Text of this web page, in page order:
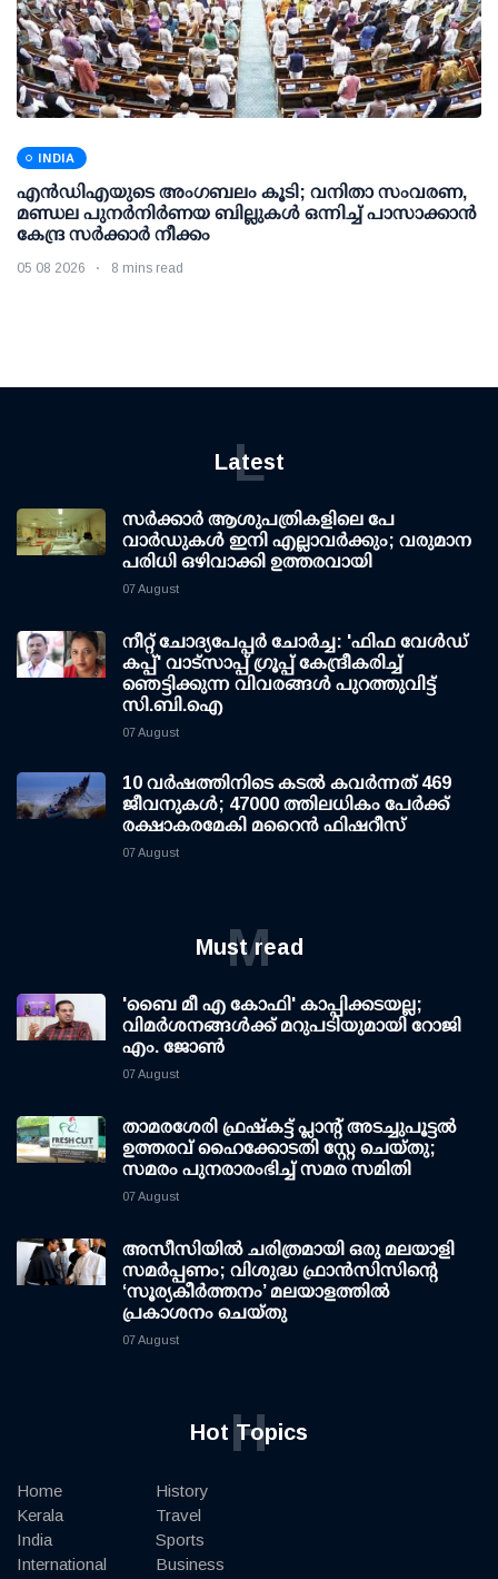
INDIA
എന്‍ഡിഎയുടെ അംഗബലം കൂടി; വനിതാ സംവരണ,
മണ്ഡല പുനര്‍നിര്‍ണയ ബില്ലുകള്‍ ഒന്നിച്ച് പാസാക്കാന്‍
കേന്ദ്ര സര്‍ക്കാര്‍ നീക്കം
05 08 2026 8 mins read
Latest
L
സര്‍ക്കാര്‍ ആശുപത്രികളിലെ പേ
വാര്‍ഡുകള്‍ ഇനി എല്ലാവര്‍ക്കും; വരുമാന
പരിധി ഒഴിവാക്കി ഉത്തരവായി
07 August
നീറ്റ് ചോദ്യപേപ്പര്‍ ചോര്‍ച്ച: 'ഫിഫ വേള്‍ഡ്
കപ്പ്' വാട്സാപ്പ് ഗ്രൂപ്പ് കേന്ദ്രീകരിച്ച്
ഞെട്ടിക്കുന്ന വിവരങ്ങള്‍ പുറത്തുവിട്ട്
സി.ബി.ഐ
07 August
10 വര്‍ഷത്തിനിടെ കടല്‍ കവര്‍ന്നത് 469
ജീവനുകള്‍; 47000 ത്തിലധികം പേര്‍ക്ക്
രക്ഷാകരമേകി മറൈന്‍ ഫിഷറീസ്
07 August
Must read
M
'ബൈ മീ എ കോഫി' കാപ്പിക്കടയല്ല;
വിമര്‍ശനങ്ങള്‍ക്ക് മറുപടിയുമായി റോജി
എം. ജോണ്‍
07 August
താമരശേരി ഫ്രഷ്കട്ട് പ്ലാന്റ് അടച്ചുപൂട്ടൽ
ഉത്തരവ് ഹൈക്കോടതി സ്റ്റേ ചെയ്തു;
സമരം പുനരാരംഭിച്ച് സമര സമിതി
07 August
അസീസിയിൽ ചരിത്രമായി ഒരു മലയാളി
സമർപ്പണം; വിശുദ്ധ ഫ്രാൻസിസിന്റെ
‘സൂര്യകീർത്തനം’ മലയാളത്തിൽ
പ്രകാശനം ചെയ്തു
07 August
Hot Topics
H
Home
Kerala
India
International
History
Travel
Sports
Business